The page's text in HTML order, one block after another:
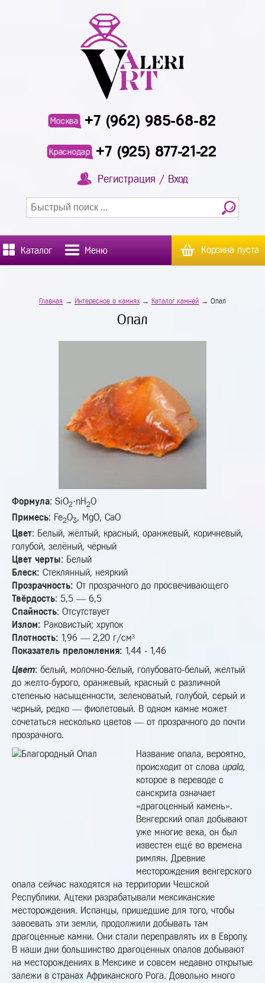
Москва +7 (962) 985-68-82
Краснодар +7 (925) 877-21-22
Регистрация / Вход
Каталог Меню Корзина пуста
Главная → Интересное о камнях → Каталог камней → Опал
Опал
Формула: SiO2·nH2O
Примесь: Fe2O3, MgO, CaO
Цвет: Белый, жёлтый, красный, оранжевый, коричневый,
голубой, зелёный, чёрный
Цвет черты: Белый
Блеск: Стеклянный, неяркий
Прозрачность: От прозрачного до просвечивающего
Твёрдость: 5,5 — 6,5
Спайность: Отсутствует
Излом: Раковистый; хрупок
Плотность: 1,96 — 2,20 г/см³
Показатель преломления: 1,44 - 1,46
Цвет: белый, молочно-белый, голубовато-белый, желтый
до желто-бурого, оранжевый, красный с различной
степенью насыщенности, зеленоватый, голубой, серый и
черный, редко — фиолетовый. В одном камне может
сочетаться несколько цветов — от прозрачного до почти
прозрачного.
Название опала, вероятно,
происходит от слова upala,
которое в переводе с
санскрита означает
«драгоценный камень».
Венгерский опал добывают
уже многие века, он был
известен ещё во времена
римлян. Древние
месторождения венгерского
опала сейчас находятся на территории Чешской
Республики. Ацтеки разрабатывали мексиканские
месторождения. Испанцы, пришедшие для того, чтобы
завоевать эти земли, продолжили добывать там
драгоценные камни. Они стали переправлять их в Европу.
В наши дни большинство драгоценных опалов добывают
на месторождениях в Мексике и совсем недавно открытые
залежи в странах Африканского Рога. Довольно много